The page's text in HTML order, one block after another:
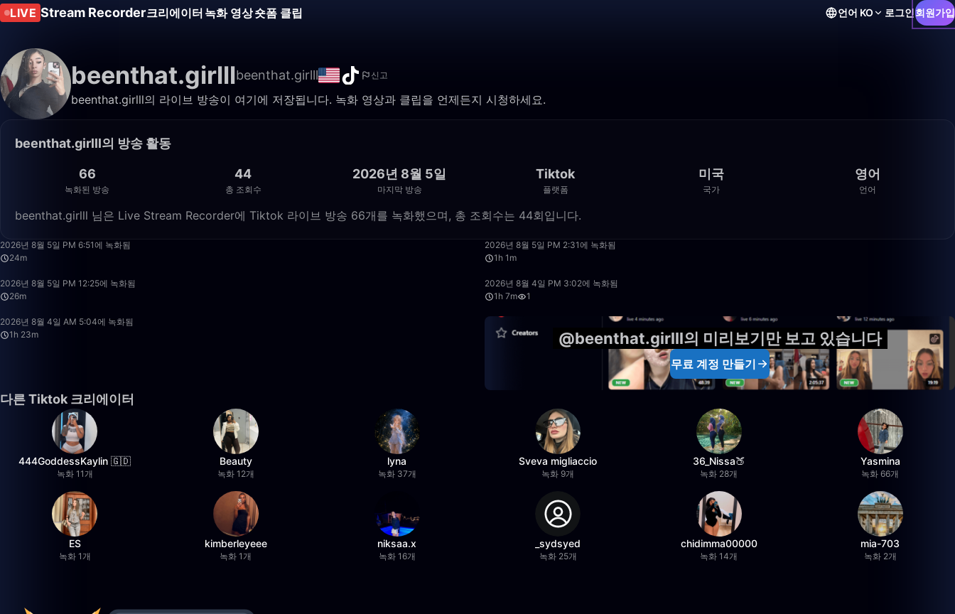
LIVE Stream Recorder크리에이터 녹화 영상숏폼 클립 언어 KO 로그인회원가입
beenthat.girlllbeenthat.girlll 신고
beenthat.girlll의 라이브 방송이 여기에 저장됩니다. 녹화 영상과 클립을 언제든지 시청하세요.
beenthat.girlll의 방송 활동
66
녹화된 방송
44
총 조회수
2026년 8월 5일
마지막 방송
Tiktok
플랫폼
미국
국가
영어
언어
beenthat.girlll 님은 Live Stream Recorder에 Tiktok 라이브 방송 66개를 녹화했으며, 총 조회수는 44회입니다.
2026년 8월 5일 PM 6:51에 녹화됨
24m
2026년 8월 5일 PM 2:31에 녹화됨
1h 1m
2026년 8월 5일 PM 12:25에 녹화됨
26m
2026년 8월 4일 PM 3:02에 녹화됨
1h 7m
1
2026년 8월 4일 AM 5:04에 녹화됨
1h 23m
@beenthat.girlll의 미리보기만 보고 있습니다
무료 계정 만들기
다른 Tiktok 크리에이터
444GoddessKaylin 🇬🇩
녹화 11개
Beauty
녹화 12개
lyna
녹화 37개
Sveva migliaccio
녹화 9개
36_Nissa🍑
녹화 28개
Yasmina
녹화 66개
ES
녹화 1개
kimberleyeee
녹화 1개
niksaa.x
녹화 16개
_sydsyed
녹화 25개
chidimma00000
녹화 14개
mia-703
녹화 2개